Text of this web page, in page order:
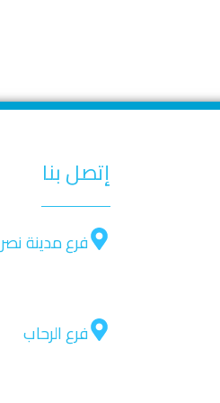
إتصل بنا
فرع مدينة نصر
فرع الرحاب